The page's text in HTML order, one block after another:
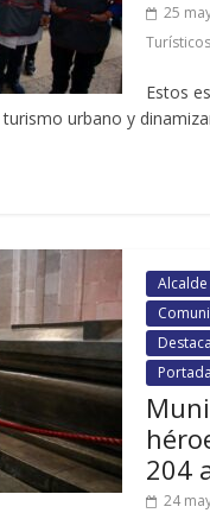
25
Turísticos
Estos
urbano y
Portada
204
24